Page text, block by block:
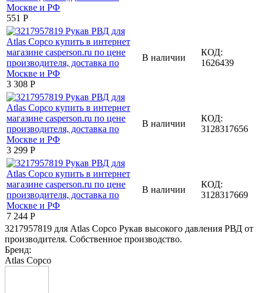
‍551‍ Р
3 308 Р
В наличии
КОД:
1626439
3 299 Р
В наличии
КОД:
3128317656
7 244 Р
В наличии
КОД:
3128317669
3217957819 для Atlas Copco Рукав высокого давления РВД от
производителя. Собственное производство.
Бренд:
Atlas Copco